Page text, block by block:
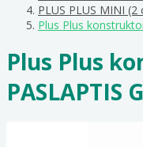
PLUS PLUS MINI
Plus Plus
Plus Plus
PASLAPTIS